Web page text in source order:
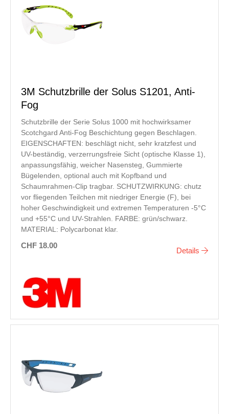
3M Schutzbrille der Solus S1201, Anti-
Fog
Schutzbrille der Serie Solus 1000 mit hochwirksamer
Scotchgard Anti-Fog Beschichtung gegen Beschlagen.
EIGENSCHAFTEN: beschlägt nicht, sehr kratzfest und
UV-beständig, verzerrungsfreie Sicht (optische Klasse 1),
anpassungsfähig, weicher Nasensteg, Gummierte
Bügelenden, optional auch mit Kopfband und
Schaumrahmen-Clip tragbar. SCHUTZWIRKUNG: chutz
vor fliegenden Teilchen mit niedriger Energie (F), bei
hoher Geschwindigkeit und extremen Temperaturen -5°C
und +55°C und UV-Strahlen. FARBE: grün/schwarz.
MATERIAL: Polycarbonat klar.
CHF 18.00
Details